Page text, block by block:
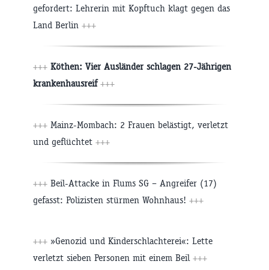
gefordert: Lehrerin mit Kopftuch klagt gegen das
Land Berlin +++
+++ Köthen: Vier Ausländer schlagen 27-Jährigen
krankenhausreif +++
+++ Mainz-Mombach: 2 Frauen belästigt, verletzt
und geflüchtet +++
+++ Beil-Attacke in Flums SG – Angreifer (17)
gefasst: Polizisten stürmen Wohnhaus! +++
+++ »Genozid und Kinderschlachterei«: Lette
verletzt sieben Personen mit einem Beil +++